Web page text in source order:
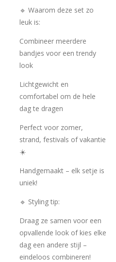
🔹 Waarom deze set zo
leuk is:
Combineer meerdere
bandjes voor een trendy
look
Lichtgewicht en
comfortabel om de hele
dag te dragen
Perfect voor zomer,
strand, festivals of vakantie
☀️
Handgemaakt – elk setje is
uniek!
🔹 Styling tip:
Draag ze samen voor een
opvallende look of kies elke
dag een andere stijl –
eindeloos combineren!